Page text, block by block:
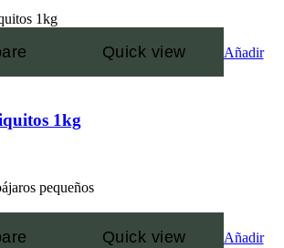
Quick view Añadir
1kg
Quick view Añadir